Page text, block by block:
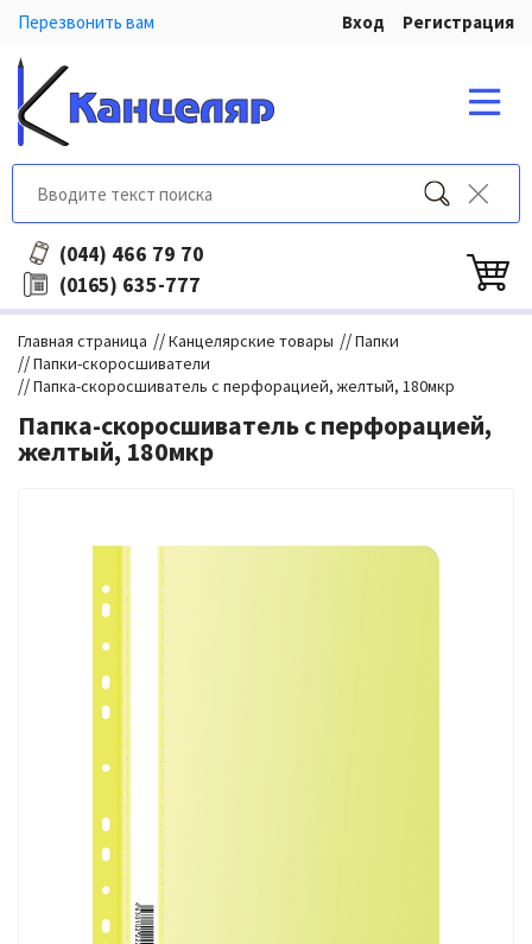
Перезвонить вам Вход Регистрация
(044) 466 79 70
(0165) 635-777
Главная страница //Канцелярские товары //Папки
//Папки-скоросшиватели
//Папка-скоросшиватель с перфорацией, желтый, 180мкр
Папка-скоросшиватель с перфорацией,
желтый, 180мкр